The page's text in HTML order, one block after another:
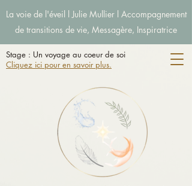
La voie de l'éveil l Julie Mullier l Accompagnement
de transitions de vie, Messagère, Inspiratrice
Stage : Un voyage au coeur de soi
Cliquez ici pour en savoir plus.